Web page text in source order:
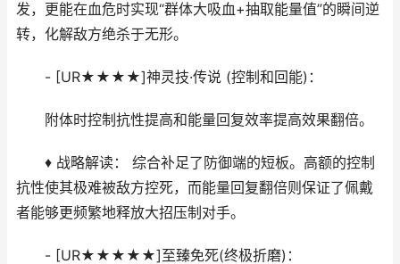
发，更能在血危时实现“群体大吸血+抽取能量值”的瞬间逆
转，化解敌方绝杀于无形。
- [UR★★★★]神灵技·传说 (控制和回能)：
附体时控制抗性提高和能量回复效率提高效果翻倍。
♦ 战略解读： 综合补足了防御端的短板。高额的控制
抗性使其极难被敌方控死，而能量回复翻倍则保证了佩戴
者能够更频繁地释放大招压制对手。
- [UR★★★★★]至臻免死(终极折磨)：